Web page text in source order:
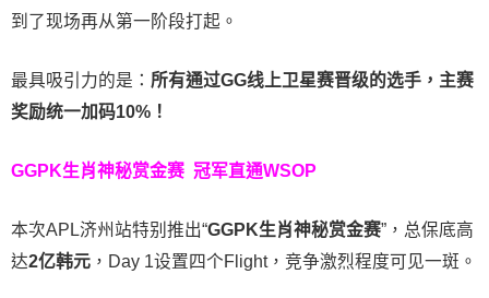
到了现场再从第一阶段打起。
最具吸引力的是： 所有通过GG线上卫星赛晋级的选手，主赛
奖励统一加码10% ！
GGPK生肖神秘赏金赛 冠军直通WSOP
本次APL济州站特别推出“GGPK生肖神秘赏金赛”，总保底高
达2亿韩元 ，Day 1设置四个Flight，竞争激烈程度可见一斑。